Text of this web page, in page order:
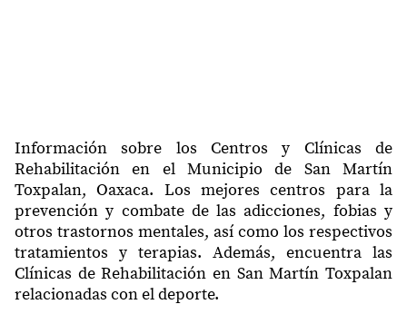
Información sobre los Centros y Clínicas de
Rehabilitación en el Municipio de San Martín
Toxpalan, Oaxaca. Los mejores centros para la
prevención y combate de las adicciones, fobias y
otros trastornos mentales, así como los respectivos
tratamientos y terapias. Además, encuentra las
Clínicas de Rehabilitación en San Martín Toxpalan
relacionadas con el deporte.